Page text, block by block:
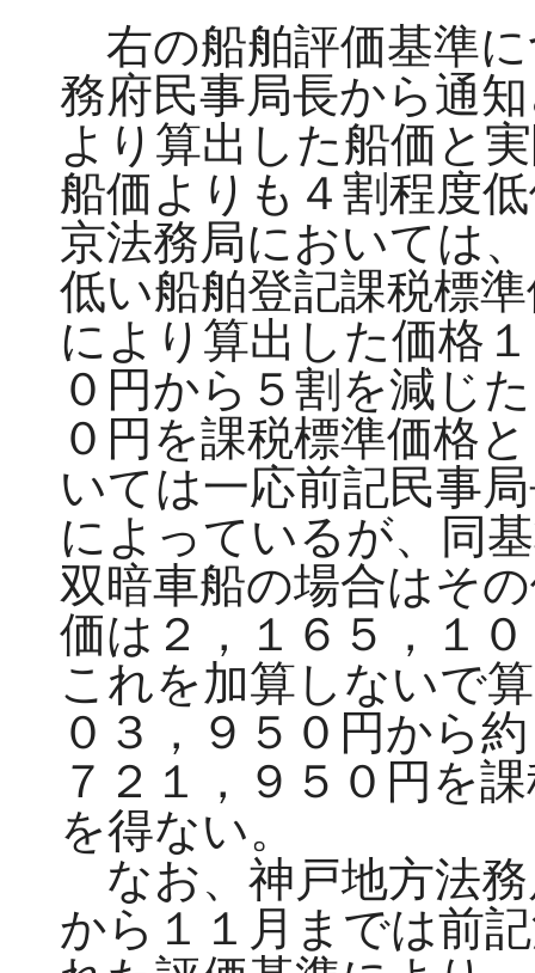
右の船舶評価基準
務府民事局長から通
より算出した船価と
船価よりも４割程度
京法務局においては
低い船舶登記課税標
により算出した価格
０円から５割を減じ
０円を課税標準価格
いては一応前記民事
によっているが、同
双暗車船の場合はそ
価は２，１６５，１
これを加算しないで
０３，９５０円から
７２１，９５０円を
を得ない。
なお、神戸地方法
から１１月までは前